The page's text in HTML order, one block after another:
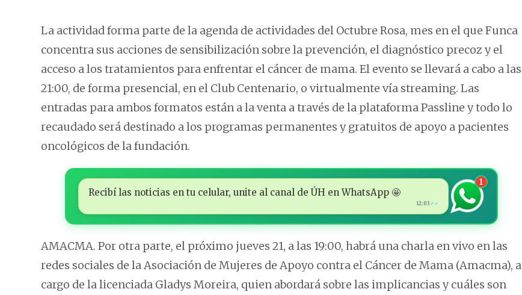
La actividad forma parte de la agenda de actividades del Octubre Rosa, mes en el que Funca
concentra sus acciones de sensibilización sobre la prevención, el diagnóstico precoz y el
acceso a los tratamientos para enfrentar el cáncer de mama. El evento se llevará a cabo a las
21:00, de forma presencial, en el Club Centenario, o virtualmente vía streaming. Las
entradas para ambos formatos están a la venta a través de la plataforma Passline y todo lo
recaudado será destinado a los programas permanentes y gratuitos de apoyo a pacientes
oncológicos de la fundación.
Recibí las noticias en tu celular, unite al canal de ÚH en WhatsApp 🤩
12:03 ✓✓
1
AMACMA. Por otra parte, el próximo jueves 21, a las 19:00, habrá una charla en vivo en las
redes sociales de la Asociación de Mujeres de Apoyo contra el Cáncer de Mama (Amacma), a
cargo de la licenciada Gladys Moreira, quien abordará sobre las implicancias y cuáles son